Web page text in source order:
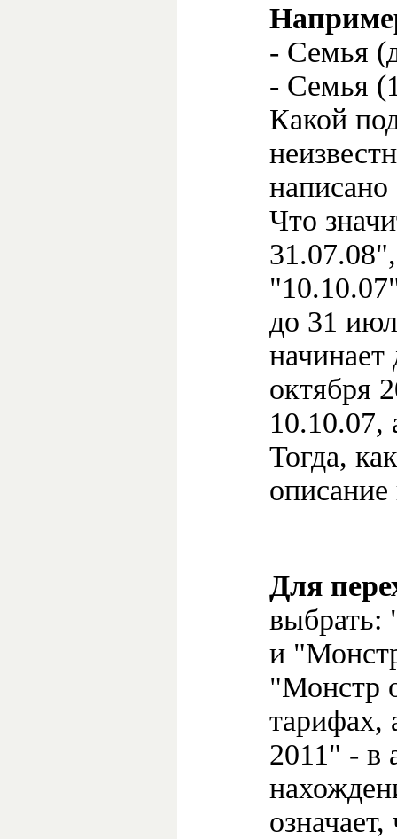
- Семья
- Семья
Какой
Что
до 31
начинает
октября
10.10.07,
Тогда,
Для
выбрать:
и
"Монстр
тарифах,
2011" - в